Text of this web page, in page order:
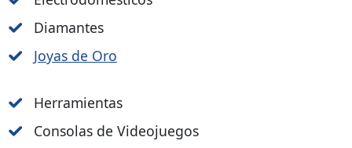
Diamantes
Joyas de Oro
Herramientas
Consolas de Videojuegos